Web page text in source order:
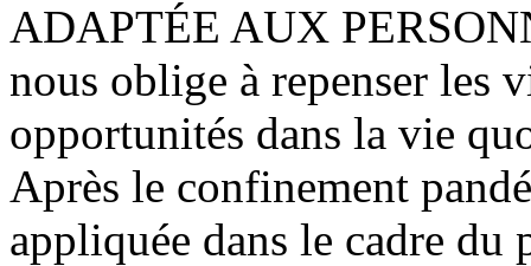
ADAPTÉE AUX
nous oblige à repenser les
opportunités dans la vie
Après le confinement
appliquée dans le cadre